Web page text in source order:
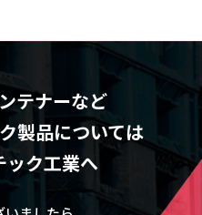
テナーなど
製品については
ック工業へ